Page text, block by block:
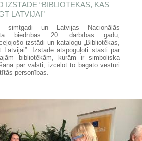
IZSTĀDE “BIBLIOTĒKAS, KAS
LATVIJAI”
simtgadi un Latvijas Nacionālās
biedrības 20. darbības gadu,
izstādi un katalogu „Bibliotēkas,
Latvijai”. Izstādē atspoguļoti stāsti par
bibliotēkām, kurām ir simboliska
par valsti, izceļot to bagāto vēsturi
personības.
IZAUGT LATVIJAI”